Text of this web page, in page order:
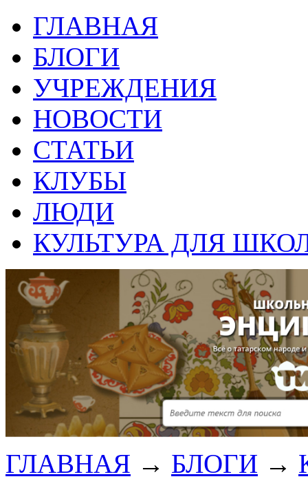
ГЛАВНАЯ
БЛОГИ
УЧРЕЖДЕНИЯ
НОВОСТИ
СТАТЬИ
КЛУБЫ
ЛЮДИ
КУЛЬТУРА ДЛЯ
ГЛАВНАЯ → БЛОГИ →